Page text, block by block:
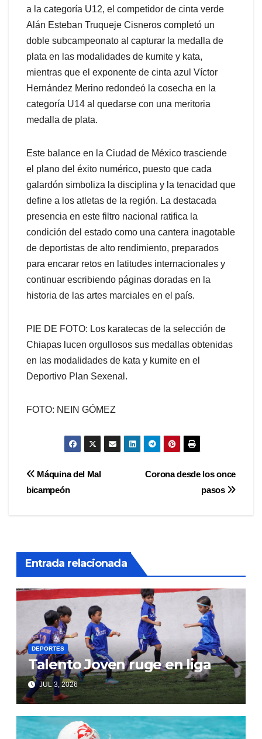
a la categoría U12, el competidor de cinta verde
Alán Esteban Truqueje Cisneros completó un
doble subcampeonato al capturar la medalla de
plata en las modalidades de kumite y kata,
mientras que el exponente de cinta azul Víctor
Hernández Merino redondeó la cosecha en la
categoría U14 al quedarse con una meritoria
medalla de plata.
Este balance en la Ciudad de México trasciende
el plano del éxito numérico, puesto que cada
galardón simboliza la disciplina y la tenacidad que
define a los atletas de la región. La destacada
presencia en este filtro nacional ratifica la
condición del estado como una cantera inagotable
de deportistas de alto rendimiento, preparados
para encarar retos en latitudes internacionales y
continuar escribiendo páginas doradas en la
historia de las artes marciales en el país.
PIE DE FOTO: Los karatecas de la selección de
Chiapas lucen orgullosos sus medallas obtenidas
en las modalidades de kata y kumite en el
Deportivo Plan Sexenal.
FOTO: NEIN GÓMEZ
Navegación
Corona desde los once
pasos
Máquina del Mal
bicampeón
Entrada relacionada
DEPORTES
Talento Joven ruge en liga
JUL 3, 2026